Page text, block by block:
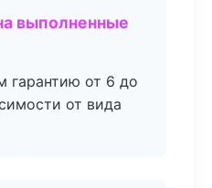
выполненные
гарантию от 6 до
от вида